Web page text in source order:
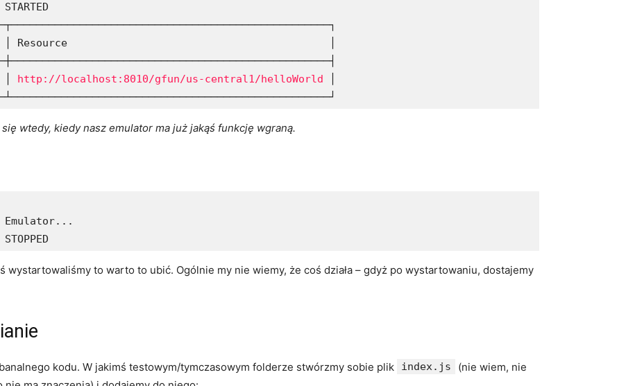
│
│ http://localhost:8010/gfun/us-central1/helloWorld
wtedy, kiedy nasz emulator ma już jakąś funkcję wgraną.
Emulator...
wystartowaliśmy to warto to ubić. Ogólnie my nie wiemy, że coś działa – gdyż po wystartowaniu, dostajemy
kodu. W jakimś testowym/tymczasowym folderze stwórzmy sobie plik index.js
(nie wiem, nie